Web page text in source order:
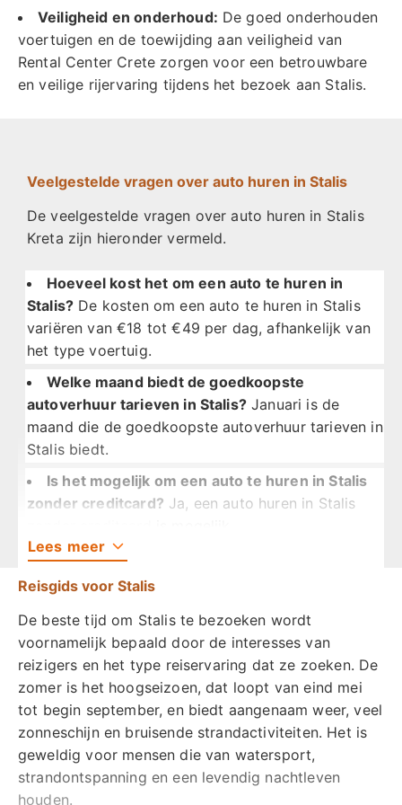
Veiligheid en onderhoud: De goed onderhouden
voertuigen en de toewijding aan veiligheid van
Rental Center Crete zorgen voor een betrouwbare
en veilige rijervaring tijdens het bezoek aan Stalis.
Veelgestelde vragen over auto huren in Stalis
De veelgestelde vragen over auto huren in Stalis
Kreta zijn hieronder vermeld.
Hoeveel kost het om een auto te huren in
Stalis? De kosten om een auto te huren in Stalis
variëren van €18 tot €49 per dag, afhankelijk van
het type voertuig.
Welke maand biedt de goedkoopste
autoverhuur tarieven in Stalis?Januari is de
maand die de goedkoopste autoverhuur tarieven in
Stalis biedt.
Is het mogelijk om een auto te huren in Stalis
zonder creditcard? Ja, een auto huren in Stalis
Wat zijn de rijbewijsvereisten om een auto te
huren in Stalis?De rijbewijsvereisten om een auto
van het rijbewijs en de bestuurder moet tussen 21-
79 jaar oud zijn.
Is er een minimumleeftijd vereist om een auto
te huren in Stalis?
Ja, er is een minimumleeftijd
vereist om een auto te huren in Stalis.
Waar kan ik mijn huurauto ophalen in Stalis?
kunt uw huurauto ophalen op Stalis 700 07, Stalis,
Kreta, 700 07, Griekenland.
Lees meer
Reisgids voor Stalis
De beste tijd om Stalis te bezoeken wordt
voornamelijk bepaald door de interesses van
reizigers en het type reiservaring dat ze zoeken. De
zomer is het hoogseizoen, dat loopt van eind mei
tot begin september, en biedt aangenaam weer, veel
zonneschijn en bruisende strandactiviteiten. Het is
geweldig voor mensen die van watersport,
strandontspanning en een levendig nachtleven
houden.